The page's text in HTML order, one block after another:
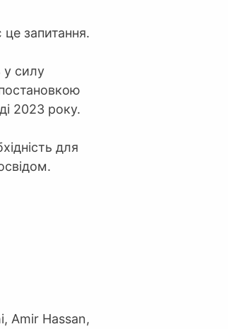
запитання.
у силу
2023 року.
для
Amir Hassan,